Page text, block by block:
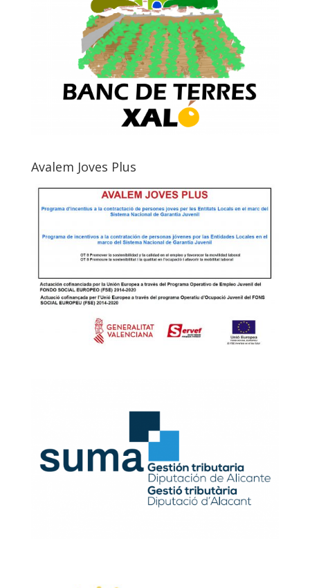
Avalem Joves Plus